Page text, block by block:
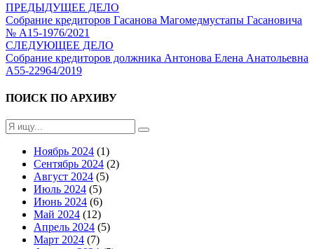
ПРЕДЫДУЩЕЕ ДЕЛО
Собрание кредиторов Гасанова Магомедмустапы Гасановича
№ А15-1976/2021
СЛЕДУЮЩЕЕ ДЕЛО
Собрание кредиторов должника Антонова Елена Анатольевна
А55-22964/2019
ПОИСК ПО АРХИВУ
Ноябрь 2024 (1)
Сентябрь 2024 (2)
Август 2024 (5)
Июль 2024 (5)
Июнь 2024 (6)
Май 2024 (12)
Апрель 2024 (5)
Март 2024 (7)